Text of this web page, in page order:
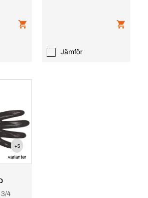
Jämför
+5
varianter
3/4